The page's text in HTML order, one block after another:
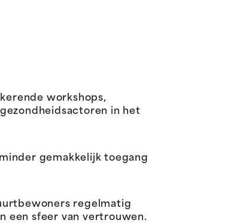
workshops,
in het
gemakkelijk toegang
regelmatig
een sfeer van vertrouwen.